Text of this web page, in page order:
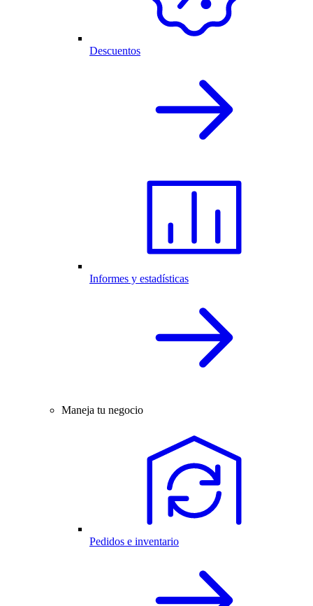
Descuentos
Informes y estadísticas
Maneja tu negocio
Pedidos e inventario